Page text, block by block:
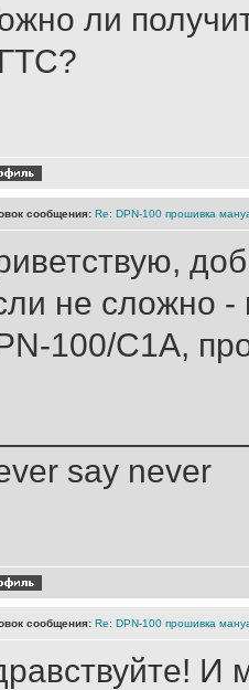
ли
сообщения: Re: DPN-100 прошивка
не сложно
100/C1A,
say never
сообщения: Re: DPN-100 прошивка
И